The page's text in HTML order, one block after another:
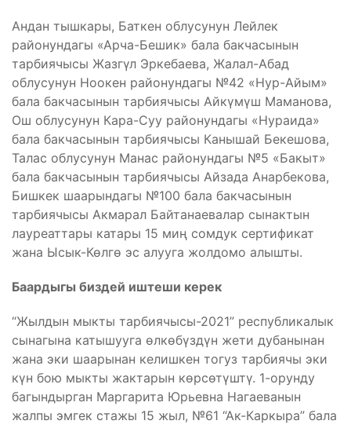
Андан тышкары, Баткен облусунун Лейлек
районундагы «Арча-Бешик» бала бакчасынын
тарбиячысы Жазгүл Эркебаева, Жалал-Абад
облусунун Ноокен районундагы №42 «Нур-Айым»
бала бакчасынын тарбиячысы Айкүмүш Маманова,
Ош облусунун Кара-Суу районундагы «Нураида»
бала бакчасынын тарбиячысы Канышай Бекешова,
Талас облусунун Манас районундагы №5 «Бакыт»
бала бакчасынын тарбиячысы Айзада Анарбекова,
Бишкек шаарындагы №100 бала бакчасынын
тарбиячысы Акмарал Байтанаевалар сынактын
лауреаттары катары 15 миң сомдук сертификат
жана Ысык-Көлгө эс алууга жолдомо алышты.
Баардыгы биздей иштеши керек
“Жылдын мыкты тарбиячысы-2021” республикалык
сынагына катышууга өлкөбүздүн жети дубанынан
жана эки шаарынан келишкен тогуз тарбиячы эки
күн бою мыкты жактарын көрсөтүштү. 1-орунду
багындырган Маргарита Юрьевна Нагаеванын
жалпы эмгек стажы 15 жыл, №61 “Ак-Каркыра” бала